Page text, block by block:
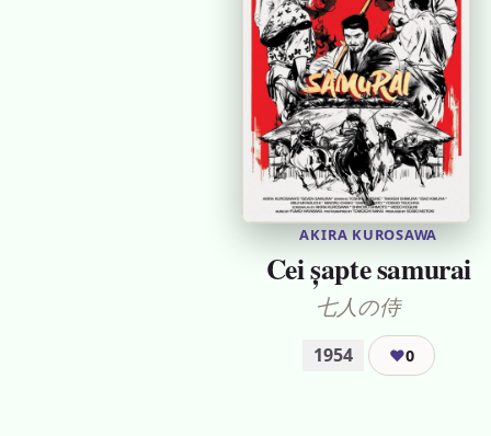
AKIRA KUROSAWA
Cei șapte samurai
七人の侍
1954 ❤0